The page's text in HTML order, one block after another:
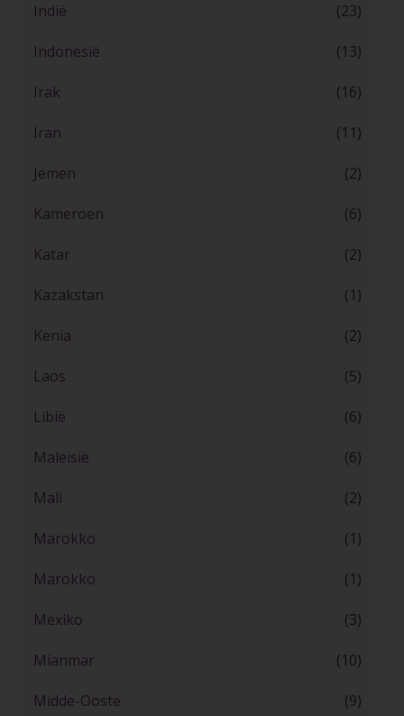
Indië (23)
Indonesië (13)
Irak (16)
Iran (11)
Jemen (2)
Kameroen (6)
Katar (2)
Kazakstan (1)
Kenia (2)
Laos (5)
Libië (6)
Maleisië (6)
Mali (2)
Marokko (1)
Marokko (1)
Mexiko (3)
Mianmar (10)
Midde-Ooste (9)